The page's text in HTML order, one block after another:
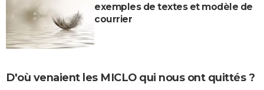
exemples de textes et modèle de
courrier
D'où venaient les MICLO qui nous ont quittés ?